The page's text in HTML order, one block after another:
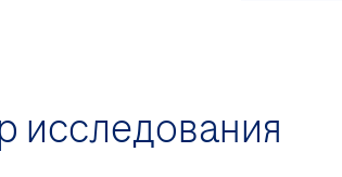
исследования